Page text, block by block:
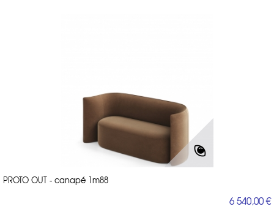
PROTO OUT - canapé 1m88
6 540,00 €